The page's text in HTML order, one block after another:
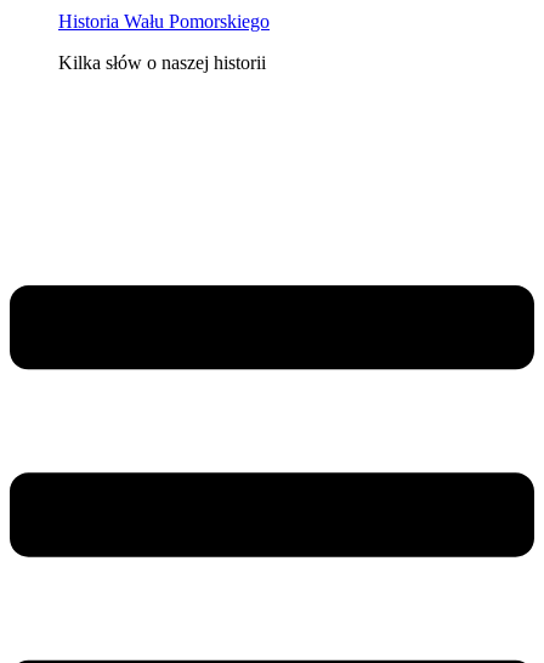
Historia Wału Pomorskiego
Kilka słów o naszej historii